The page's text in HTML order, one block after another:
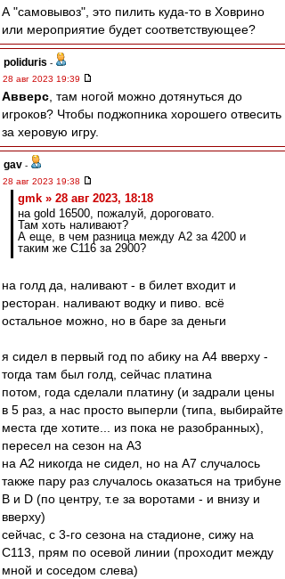
А "самовывоз", это пилить куда-то в Ховрино
или мероприятие будет соответствующее?
poliduris -
28 авг 2023 19:39
Авверс , там ногой можно дотянуться до
игроков? Чтобы поджопника хорошего отвесить
за херовую игру.
gav -
28 авг 2023 19:38
gmk » 28 авг 2023, 18:18
на gold 16500, пожалуй, дороговато.
Там хоть наливают?
А еще, в чем разница между А2 за 4200 и
таким же С116 за 2900?
на голд да, наливают - в билет входит и
ресторан. наливают водку и пиво. всё
остальное можно, но в баре за деньги
я сидел в первый год по абику на А4 вверху -
тогда там был голд, сейчас платина
потом, года сделали платину (и задрали цены
в 5 раз, а нас просто выперли (типа, выбирайте
места где хотите... из пока не разобранных),
пересел на сезон на А3
на А2 никогда не сидел, но на А7 случалось
также пару раз случалось оказаться на трибуне
B и D (по центру, т.е за воротами - и внизу и
вверху)
сейчас, с 3-го сезона на стадионе, сижу на
С113, прям по осевой линии (проходит между
мной и соседом слева)